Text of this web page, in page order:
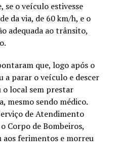
se o veículo estivesse
da via, de 60 km/h, e o
adequada ao trânsito,
que, logo após o
parar o veículo e descer
o local sem prestar
mesmo sendo médico.
de Atendimento
Corpo de Bombeiros,
ferimentos e morreu